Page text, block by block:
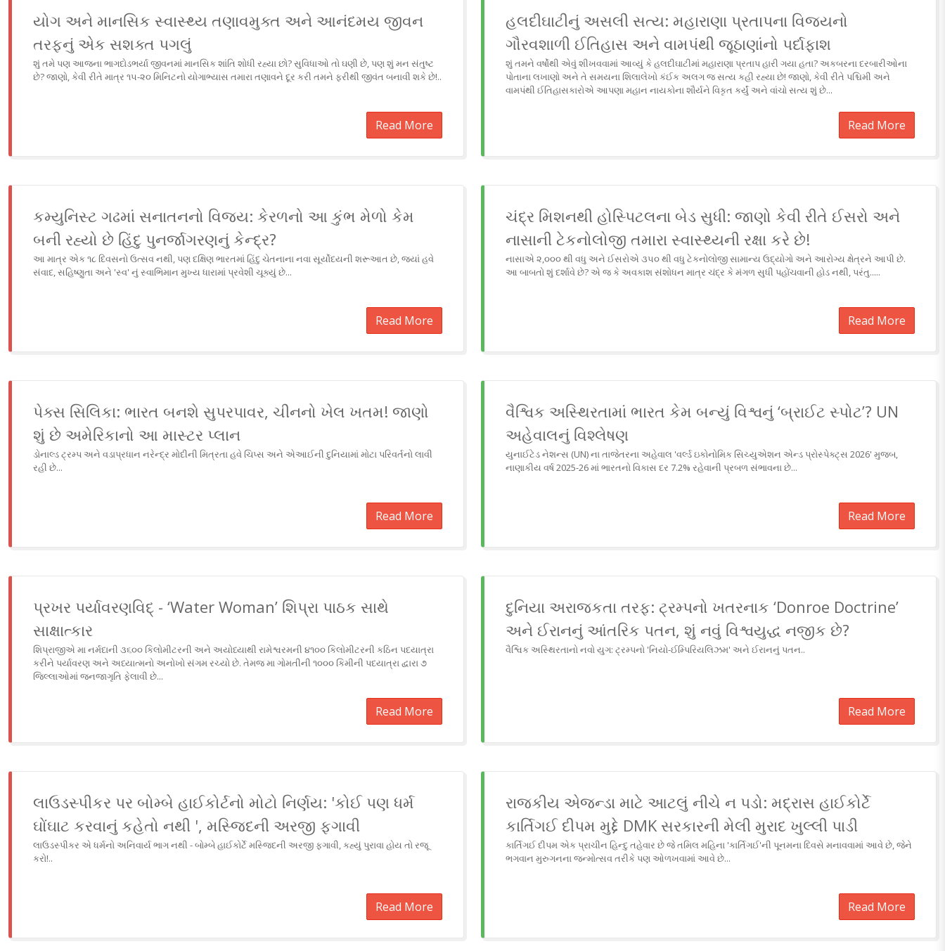
યોગ અને માનસિક સ્વાસ્થ્ય તણાવમુક્ત અને આનંદમય જીવન
તરફનું એક સશક્ત પગલું
શું તમે પણ આજના ભાગદોડભર્યા જીવનમાં માનસિક શાંતિ શોધી રહ્યા છો? સુવિધાઓ તો ઘણી છે, પણ શું મન સંતુષ્ટ
છે? જાણો, કેવી રીતે માત્ર ૧૫-૨૦ મિનિટનો યોગાભ્યાસ તમારા તણાવને દૂર કરી તમને ફરીથી જીવંત બનાવી શકે છે!..
Read More
હલદીઘાટીનું અસલી સત્ય: મહારાણા પ્રતાપના વિજયનો
ગૌરવશાળી ઈતિહાસ અને વામપંથી જૂઠાણાંનો પર્દાફાશ
શું તમને વર્ષોથી એવું શીખવવામાં આવ્યું કે હલદીઘાટીમાં મહારાણા પ્રતાપ હારી ગયા હતા? અકબરના દરબારીઓના
પોતાના લખાણો અને તે સમયના શિલાલેખો કંઈક અલગ જ સત્ય કહી રહ્યા છે! જાણો, કેવી રીતે પશ્ચિમી અને
વામપંથી ઈતિહાસકારોએ આપણા મહાન નાયકોના શૌર્યને વિકૃત કર્યું અને વાંચો સત્ય શું છે...
Read More
કમ્યુનિસ્ટ ગઢમાં સનાતનનો વિજય: કેરળનો આ કુંભ મેળો કેમ
બની રહ્યો છે હિંદુ પુનર્જાગરણનું કેન્દ્ર?
આ માત્ર એક ૧૮ દિવસનો ઉત્સવ નથી, પણ દક્ષિણ ભારતમાં હિંદુ ચેતનાના નવા સૂર્યોદયની શરૂઆત છે, જ્યાં હવે
સંવાદ, સહિષ્ણુતા અને 'સ્વ' નું સ્વાભિમાન મુખ્ય ધારામાં પ્રવેશી ચૂક્યું છે...
Read More
ચંદ્ર મિશનથી હોસ્પિટલના બેડ સુધી: જાણો કેવી રીતે ઈસરો અને
નાસાની ટેકનોલોજી તમારા સ્વાસ્થ્યની રક્ષા કરે છે!
નાસાએ ૨,૦૦૦ થી વધુ અને ઈસરોએ ૩૫૦ થી વધુ ટેકનોલોજી સામાન્ય ઉદ્યોગો અને આરોગ્ય ક્ષેત્રને આપી છે.
આ બાબતો શું દર્શાવે છે? એ જ કે અવકાશ સંશોધન માત્ર ચંદ્ર કે મંગળ સુધી પહોંચવાની હોડ નથી, પરંતુ.....
Read More
પેક્સ સિલિકા: ભારત બનશે સુપરપાવર, ચીનનો ખેલ ખતમ! જાણો
શું છે અમેરિકાનો આ માસ્ટર પ્લાન
ડોનાલ્ડ ટ્રમ્પ અને વડાપ્રધાન નરેન્દ્ર મોદીની મિત્રતા હવે ચિપ્સ અને એઆઈની દુનિયામાં મોટા પરિવર્તનો લાવી
રહી છે...
Read More
વૈશ્વિક અસ્થિરતામાં ભારત કેમ બન્યું વિશ્વનું ‘બ્રાઈટ સ્પોટ’? UN
અહેવાલનું વિશ્લેષણ
યુનાઈટેડ નેશન્સ (UN) ના તાજેતરના અહેવાલ 'વર્લ્ડ ઇકોનોમિક સિચ્યુએશન એન્ડ પ્રોસ્પેક્ટ્સ 2026' મુજબ,
નાણાકીય વર્ષ 2025-26 માં ભારતનો વિકાસ દર 7.2% રહેવાની પ્રબળ સંભાવના છે...
Read More
પ્રખર પર્યાવરણવિદ્‌‍ - ‘Water Woman’ શિપ્રા પાઠક સાથે
સાક્ષાત્કાર
શિપ્રાજીએ મા નર્મદાની ૩૬૦૦ કિલોમીટરની અને અયોધ્યાથી રામેશ્વરમની ૪૧૦૦ કિલોમીટરની કઠિન પદયાત્રા
કરીને પર્યાવરણ અને અધ્યાત્મનો અનોખો સંગમ રચ્યો છે. તેમજ મા ગોમતીની ૧૦૦૦ કિમીની પદયાત્રા દ્વારા ૭
જિલ્લાઓમાં જનજાગૃતિ ફેલાવી છે...
Read More
દુનિયા અરાજકતા તરફ: ટ્રમ્પનો ખતરનાક ‘Donroe Doctrine’
અને ઈરાનનું આંતરિક પતન, શું નવું વિશ્વયુદ્ધ નજીક છે?
વૈશ્વિક અસ્થિરતાનો નવો યુગ: ટ્રમ્પનો 'નિયો-ઈમ્પિરિયલિઝમ' અને ઈરાનનું પતન..
Read More
લાઉડસ્પીકર પર બોમ્બે હાઈકોર્ટનો મોટો નિર્ણય: 'કોઈ પણ ધર્મ
ઘોંઘાટ કરવાનું કહેતો નથી ', મસ્જિદની અરજી ફગાવી
લાઉડસ્પીકર એ ધર્મનો અનિવાર્ય ભાગ નથી - બોમ્બે હાઈકોર્ટે મસ્જિદની અરજી ફગાવી, કહ્યું પુરાવા હોય તો રજૂ
કરો!..
Read More
રાજકીય એજન્ડા માટે આટલું નીચે ન પડો: મદ્રાસ હાઈકોર્ટે
કાર્તિગઈ દીપમ મુદ્દે DMK સરકારની મેલી મુરાદ ખુલ્લી પાડી
કાર્તિગઈ દીપમ એક પ્રાચીન હિન્દુ તહેવાર છે જે તમિલ મહિના 'કાર્તિગઈ'ની પૂનમના દિવસે મનાવવામાં આવે છે, જેને
ભગવાન મુરુગનના જન્મોત્સવ તરીકે પણ ઓળખવામાં આવે છે...
Read More